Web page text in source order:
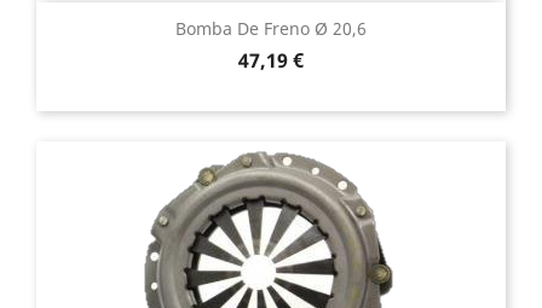
Bomba De Freno Ø 20,6
Precio
47,19 €